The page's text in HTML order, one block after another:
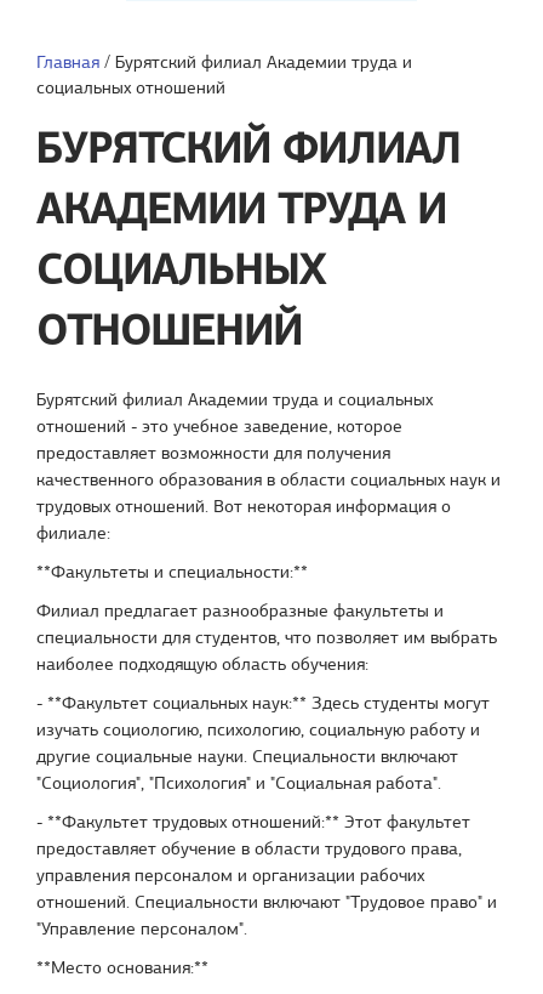
Главная / Бурятский филиал Академии труда и
социальных отношений
БУРЯТСКИЙ ФИЛИАЛ
АКАДЕМИИ ТРУДА И
СОЦИАЛЬНЫХ
ОТНОШЕНИЙ
Бурятский филиал Академии труда и социальных
отношений - это учебное заведение, которое
предоставляет возможности для получения
качественного образования в области социальных наук и
трудовых отношений. Вот некоторая информация о
филиале:
**Факультеты и специальности:**
Филиал предлагает разнообразные факультеты и
специальности для студентов, что позволяет им выбрать
наиболее подходящую область обучения:
- **Факультет социальных наук:** Здесь студенты могут
изучать социологию, психологию, социальную работу и
другие социальные науки. Специальности включают
"Социология", "Психология" и "Социальная работа".
- **Факультет трудовых отношений:** Этот факультет
предоставляет обучение в области трудового права,
управления персоналом и организации рабочих
отношений. Специальности включают "Трудовое право" и
"Управление персоналом".
**Место основания:**